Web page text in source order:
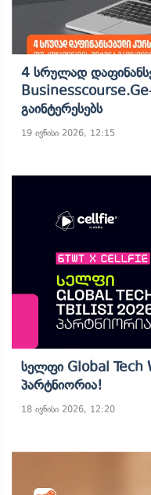
4 Სრულად
Businesscourse.ge-
Გაინტერესებს
19 ივნისი 2026, 12:15
Სელფი Global Tech
Პარტნიორია!
18 ივნისი 2026, 12:20